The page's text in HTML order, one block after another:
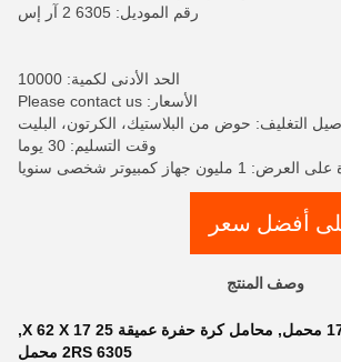
رقم الموديل: 6305 2 آر إس
الحد الأدنى لكمية: 10000
الأسعار: Please contact us
التغليف: حوض من البلاستيك، الكرتون، البليت
وقت التسليم: 30 يوما
1 مليون جهاز كمبيوتر شخصى سنويا
أفضل سعر
وصف المنتج
, محامل كرة حفرة عميقة 25 X 62 X 17
,
6305 2RS محمل